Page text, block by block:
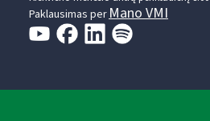
Paklausimas per Mano VMI